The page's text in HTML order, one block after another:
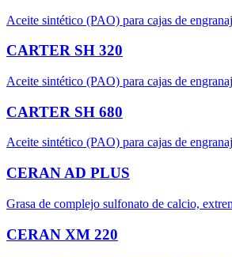
Aceite sintético (PAO) para cajas de
CARTER SH 320
Aceite sintético (PAO) para cajas de
CARTER SH 680
Aceite sintético (PAO) para cajas de
CERAN AD PLUS
Grasa de complejo sulfonato de calcio,
CERAN XM 220